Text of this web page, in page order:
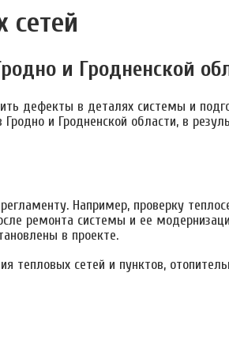
сетей
и Гродненской
дефекты в деталях системы и
Гродно и Гродненской области, в
Например, проверку
ремонта системы и ее
в проекте.
тепловых сетей и пунктов,